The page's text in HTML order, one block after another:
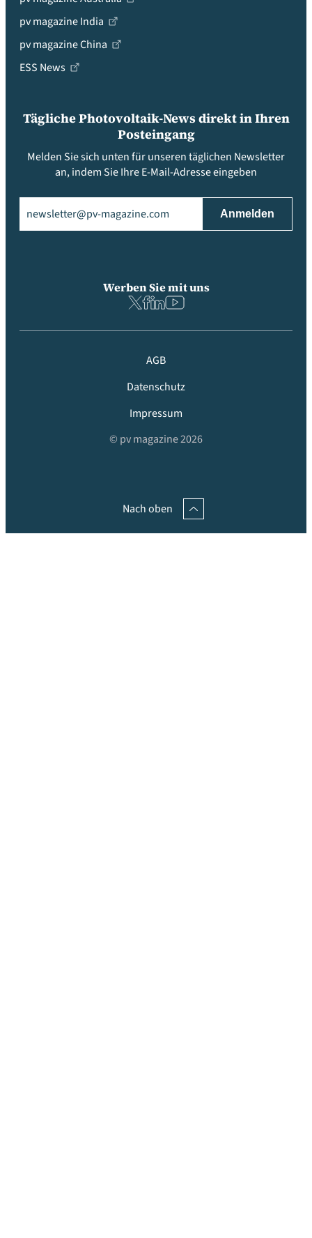
pv magazine India
pv magazine China
ESS News
Tägliche Photovoltaik-News direkt in Ihren
Posteingang
Melden Sie sich unten für unseren täglichen Newsletter
an, indem Sie Ihre E-Mail-Adresse eingeben
Werben Sie mit uns
AGB
Datenschutz
Impressum
© pv magazine 2026
Nach oben